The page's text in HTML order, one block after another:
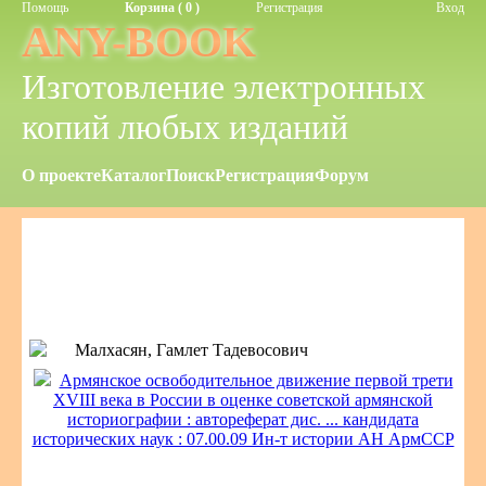
Помощь Корзина ( 0 ) Регистрация Вход
ANY-BOOK
Изготовление электронных
копий любых изданий
О проектеКаталогПоискРегистрацияФорум
Малхасян, Гамлет Тадевосович
Армянское освободительное движение первой трети
XVIII века в России в оценке советской армянской
историографии : автореферат дис. ... кандидата
исторических наук : 07.00.09 Ин-т истории АН АрмССР